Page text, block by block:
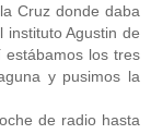
Cruz donde daba
Agustin de
estábamos los tres
y pusimos la
de radio hasta